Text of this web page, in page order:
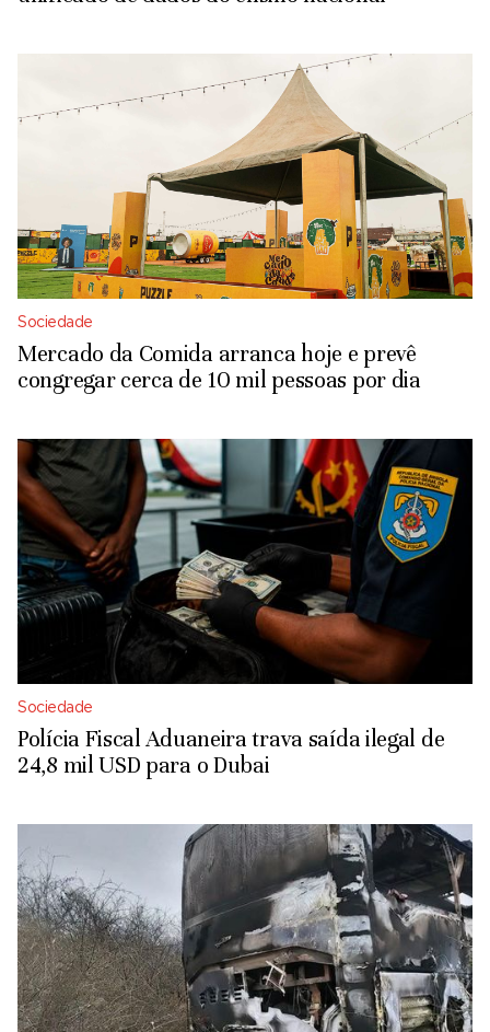
Sociedade
Mercado da Comida arranca hoje e prevê
congregar cerca de 10 mil pessoas por dia
Sociedade
Polícia Fiscal Aduaneira trava saída ilegal de
24,8 mil USD para o Dubai